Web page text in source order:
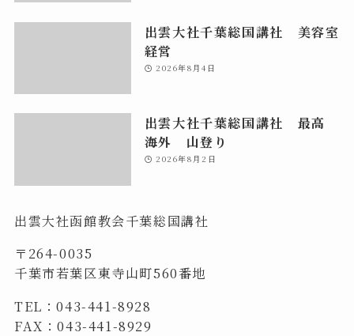
出雲大社千葉総国講社 美容室
経営
2026年8月4日
出雲大社千葉総国講社 最高
海外 山登り
2026年8月2日
出雲大社函館教会千葉総国講社
〒264-0035
千葉市若葉区東寺山町560番地
TEL：043-441-8928
FAX：043-441-8929